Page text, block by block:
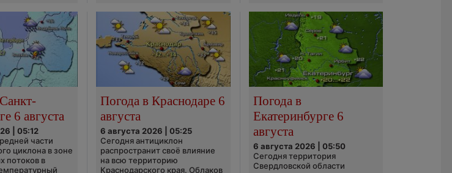
6 августа
| 05:12
части
циклона в зоне
потоков в
Погода в Краснодаре 6
августа
6 августа 2026 | 05:25
Сегодня антициклон
распространит своё влияние
на всю территорию
Краснодарского края. Облаков
Погода в
Екатеринбурге 6
августа
6 августа 2026 | 05:50
Сегодня территория
Свердловской области